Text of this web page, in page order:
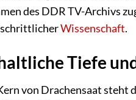
des DDR TV-Archivs
Wissenschaft.
Tiefe
von Drachensaat steht